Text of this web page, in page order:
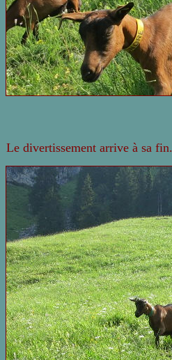
Le divertissement arrive à sa fin.